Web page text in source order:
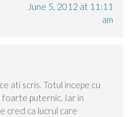
June 5, 2012 at 11:11
am
ati scris. Totul incepe cu
foarte puternic. Iar in
cred ca lucrul care